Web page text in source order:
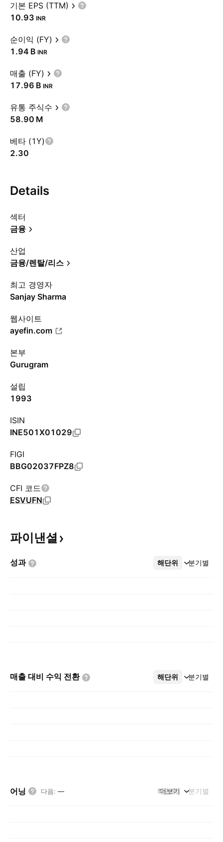
기본 EPS (TTM)
10.93 INR
순이익 (FY)
‪1.94 B‬ INR
매출 (FY)
‪17.96 B‬ INR
유통 주식수
‪58.90 M‬
베타 (1Y)
2.30
Details
섹터
금융
산업
금융/렌탈/리스
최고 경영자
Sanjay Sharma
웹사이트
ayefin.com
본부
Gurugram
설립
1993
ISIN
INE501X01029
FIGI
BBG02037FPZ8
CFI 코드
ESVUFN
파이낸셜
성과 해단위 분기별
더보기
매출 대비 수익 전환 해단위 분기별
더보기
어닝 다음: — 해단위 분기별
더보기